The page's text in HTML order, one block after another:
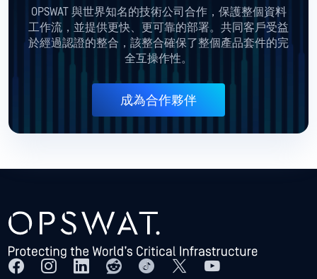
OPSWAT 與世界知名的技術公司合作，保護整個資料
工作流，並提供更快、更可靠的部署。共同客戶受益
於經過認證的整合，該整合確保了整個產品套件的完
全互操作性。
成為合作夥伴